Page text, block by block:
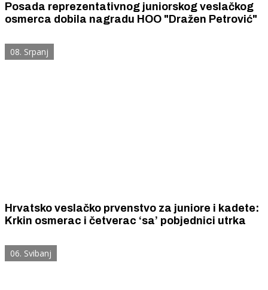
Posada reprezentativnog juniorskog veslačkog
osmerca dobila nagradu HOO "Dražen Petrović"
08. Srpanj
Hrvatsko veslačko prvenstvo za juniore i kadete:
Krkin osmerac i četverac ‘sa’ pobjednici utrka
06. Svibanj